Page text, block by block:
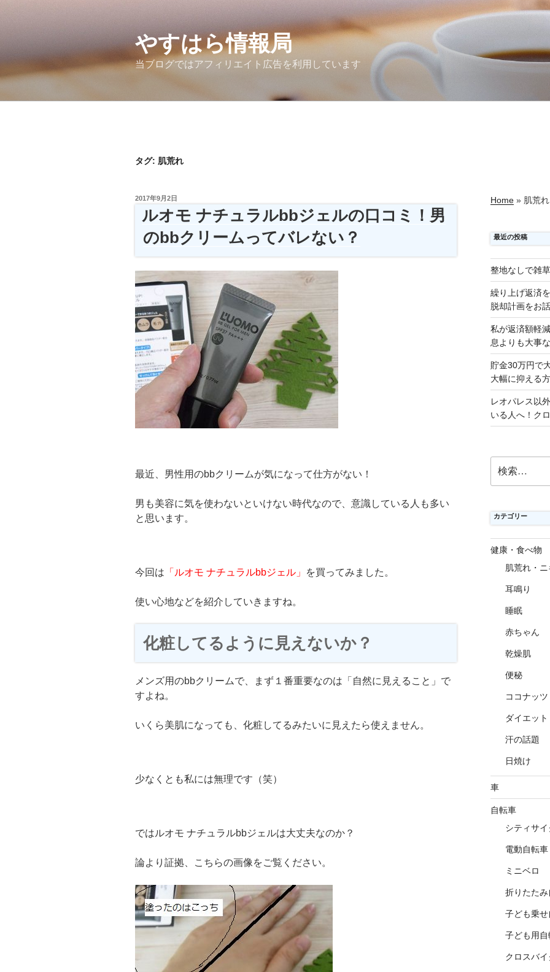
へ
やすはら情報局
当ブログではアフィリエイト広告を利用しています
タグ: 肌荒れ
投
2017年9月2日
ルオモ ナチュラルbbジェルの口コミ！男
のbbクリームってバレない？
最近、男性用のbbクリームが気になって仕方がない！
男も美容に気を使わないといけない時代なので、意識している人も多い
と思います。
今回は 「ルオモ ナチュラルbbジェル」 を買ってみました。
使い心地などを紹介していきますね。
化粧してるように見えないか？
メンズ用のbbクリームで、まず１番重要なのは「自然に見えること」で
すよね。
いくら美肌になっても、化粧してるみたいに見えたら使えません。
少なくとも私には無理です（笑）
ではルオモ ナチュラルbbジェルは大丈夫なのか？
論より証拠、こちらの画像をご覧ください。
Home »肌荒れ
最近の投稿
整地なしで雑
繰り上げ返済
脱却計画をお
私が返済額軽
息よりも大事
貯金30万円で
大幅に抑える
レオパレス以
いる人へ！ク
索:
カテゴリー
健康・食べ物
肌荒れ・
耳鳴り
睡眠
赤ちゃん
乾燥肌
便秘
ココナッツ
ダイエット
汗の話題
日焼け
車
自転車
シティサイ
電動自転車
ミニベロ
折りたたみ
子ども乗せ
子ども用自
クロスバイ